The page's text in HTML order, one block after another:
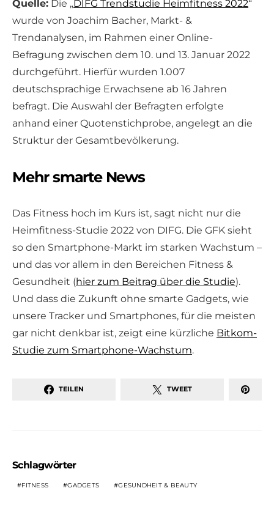
Quelle: Die „DIFG Trendstudie Heimfitness 2022“
wurde von Joachim Bacher, Markt- &
Trendanalysen, im Rahmen einer Online-
Befragung zwischen dem 10. und 13. Januar 2022
durchgeführt. Hierfür wurden 1.007
deutschsprachige Erwachsene ab 16 Jahren
befragt. Die Auswahl der Befragten erfolgte
anhand einer Quotenstichprobe, angelegt an die
Struktur der Gesamtbevölkerung.
Mehr smarte News
Das Fitness hoch im Kurs ist, sagt nicht nur die
Heimfitness-Studie 2022 von DIFG. Die GFK sieht
so den Smartphone-Markt im starken Wachstum –
und das vor allem in den Bereichen Fitness &
Gesundheit (hier zum Beitrag über die Studie).
Und dass die Zukunft ohne smarte Gadgets, wie
unsere Tracker und Smartphones, für die meisten
gar nicht denkbar ist, zeigt eine kürzliche Bitkom-
Studie zum Smartphone-Wachstum.
TEILEN TWEET
Schlagwörter
FITNESS GADGETS GESUNDHEIT & BEAUTY